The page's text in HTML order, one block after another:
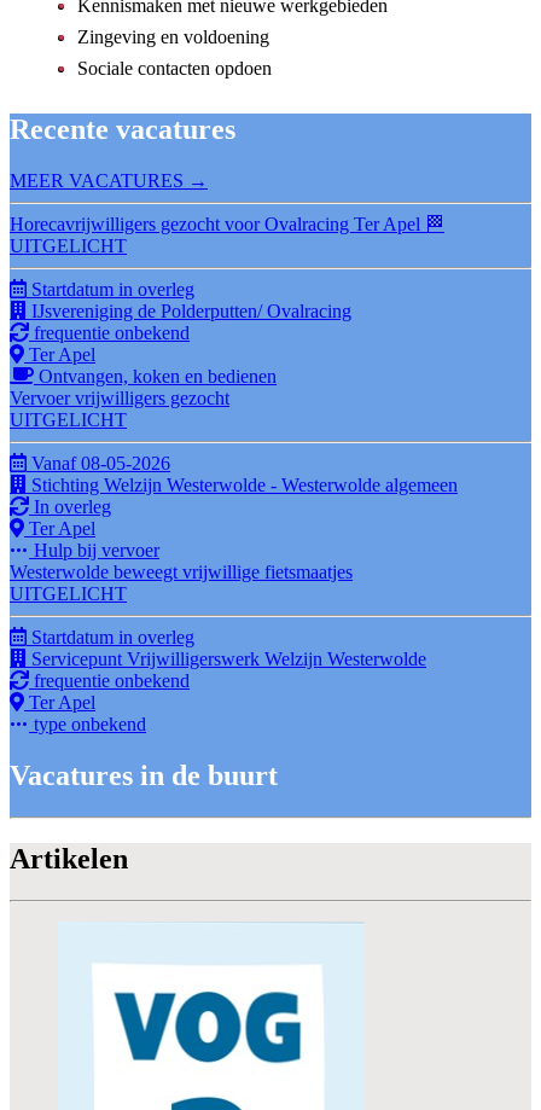
Kennismaken met nieuwe werkgebieden
Zingeving en voldoening
Sociale contacten opdoen
Recente vacatures
MEER VACATURES →
Horecavrijwilligers gezocht voor Ovalracing Ter Apel 🏁
UITGELICHT
Startdatum in overleg
IJsvereniging de Polderputten/ Ovalracing
frequentie onbekend
Ter Apel
Ontvangen, koken en bedienen
Vervoer vrijwilligers gezocht
UITGELICHT
Vanaf 08-05-2026
Stichting Welzijn Westerwolde - Westerwolde algemeen
In overleg
Ter Apel
Hulp bij vervoer
Westerwolde beweegt vrijwillige fietsmaatjes
UITGELICHT
Startdatum in overleg
Servicepunt Vrijwilligerswerk Welzijn Westerwolde
frequentie onbekend
Ter Apel
type onbekend
Vacatures in de buurt
Artikelen